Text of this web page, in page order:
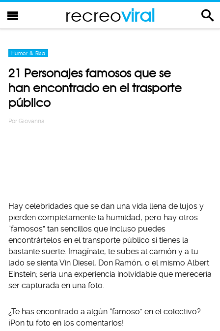
recreoviral
Humor & Risa
21 Personajes famosos que se
han encontrado en el trasporte
público
Por Giovanna
Hay celebridades que se dan una vida llena de lujos y
pierden completamente la humildad, pero hay otros
“famosos” tan sencillos que incluso puedes
encontrártelos en el transporte público si tienes la
bastante suerte. Imagínate, te subes al camión y a tu
lado se sienta Vin Diesel, Don Ramón, o el mismo Albert
Einstein; sería una experiencia inolvidable que merecería
ser capturada en una foto.
¿Te has encontrado a algún “famoso” en el colectivo?
¡Pon tu foto en los comentarios!